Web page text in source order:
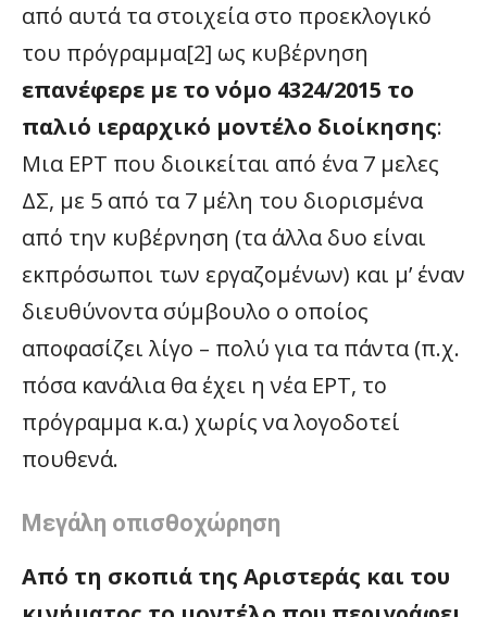
από αυτά τα στοιχεία στο προεκλογικό
του πρόγραμμα[2] ως κυβέρνηση
επανέφερε με το νόμο 4324/2015 το
παλιό ιεραρχικό μοντέλο διοίκησης:
Μια ΕΡΤ που διοικείται από ένα 7 μελες
ΔΣ, με 5 από τα 7 μέλη του διορισμένα
από την κυβέρνηση (τα άλλα δυο είναι
εκπρόσωποι των εργαζομένων) και μ’ έναν
διευθύνοντα σύμβουλο ο οποίος
αποφασίζει λίγο – πολύ για τα πάντα (π.χ.
πόσα κανάλια θα έχει η νέα ΕΡΤ, το
πρόγραμμα κ.α.) χωρίς να λογοδοτεί
πουθενά.
Μεγάλη οπισθοχώρηση
Από τη σκοπιά της Αριστεράς και του